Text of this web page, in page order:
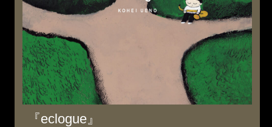
『eclogue』